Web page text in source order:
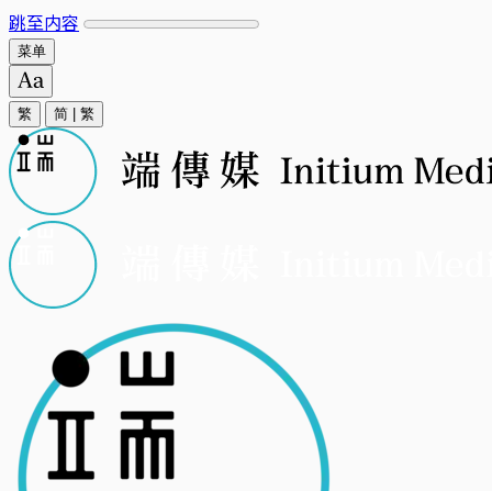
跳至内容
菜单
繁 简 繁